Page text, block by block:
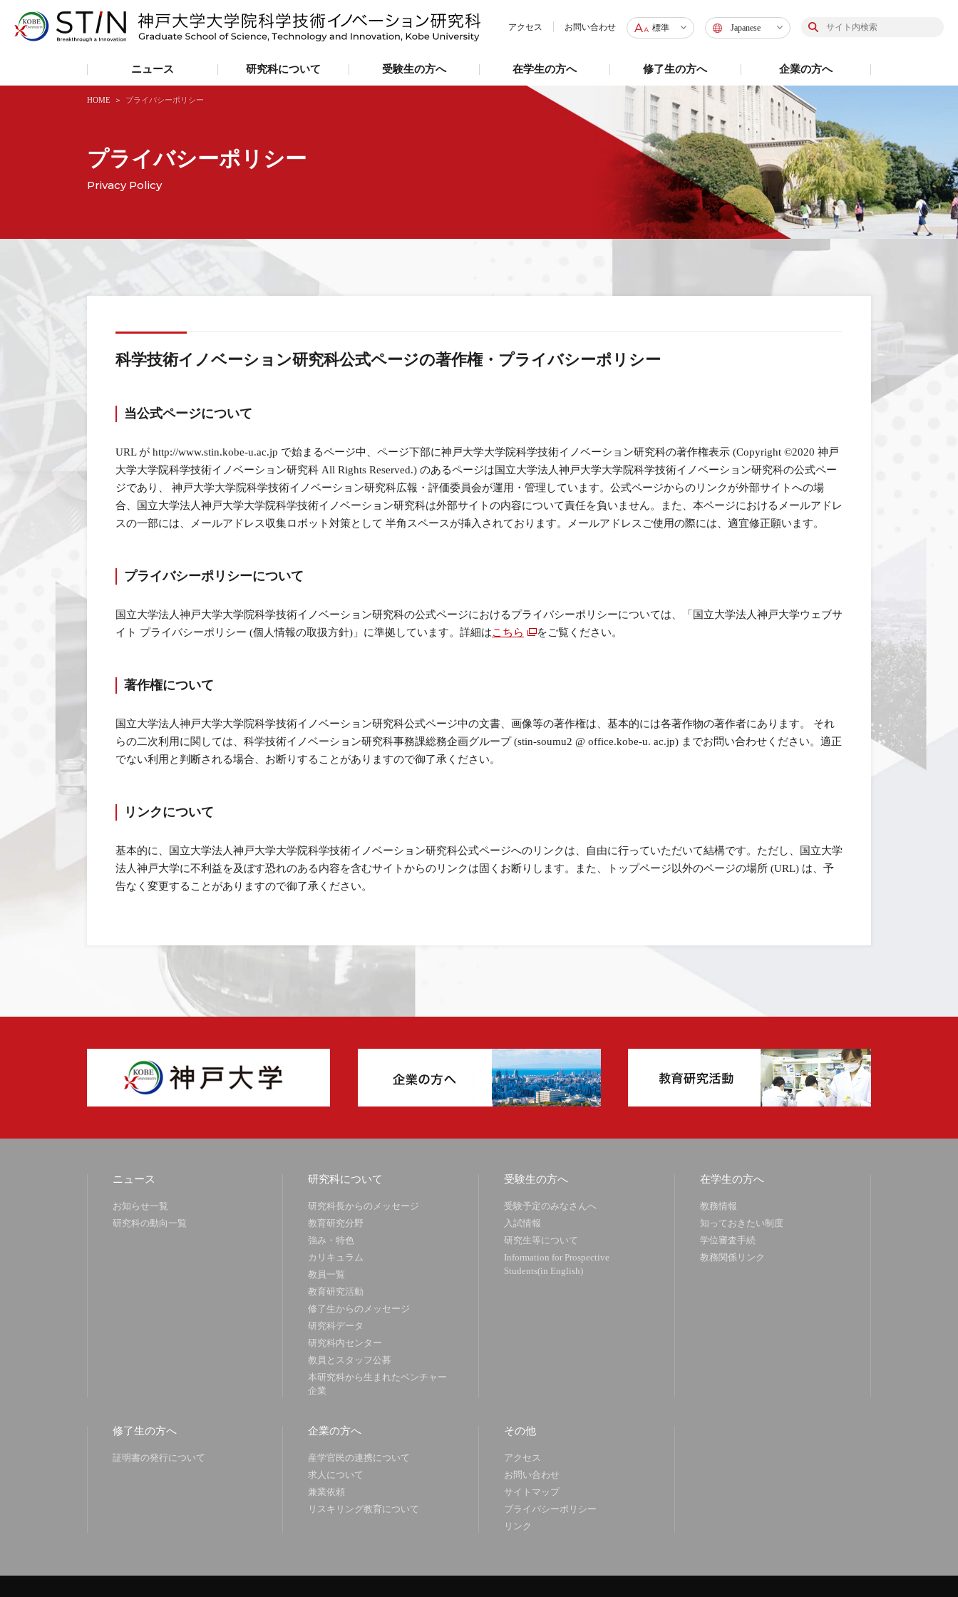
アクセス お問い合わせ 標準 Japanese
ニュース 研究科について 受験生の方へ 在学生の方へ 修了生の方へ 企業の方へ
プライバシーポリシー
Privacy Policy
HOME プライバシーポリシー
科学技術イノベーション研究科公式ページの著作権・プライバシーポリシー
当公式ページについて
URL が http://www.stin.kobe-u.ac.jp で始まるページ中、ページ下部に神戸大学大学院科学技術イノベーション研究科の著作権表示 (Copyright ©2020 神戸
大学大学院科学技術イノベーション研究科 All Rights Reserved.) のあるページは国立大学法人神戸大学大学院科学技術イノベーション研究科の公式ペー
ジであり、 神戸大学大学院科学技術イノベーション研究科広報・評価委員会が運用・管理しています。公式ページからのリンクが外部サイトへの場
合、国立大学法人神戸大学大学院科学技術イノベーション研究科は外部サイトの内容について責任を負いません。また、本ページにおけるメールアドレ
スの一部には、メールアドレス収集ロボット対策として 半角スペースが挿入されております。メールアドレスご使用の際には、適宜修正願います。
プライバシーポリシーについて
国立大学法人神戸大学大学院科学技術イノベーション研究科の公式ページにおけるプライバシーポリシーについては、「国立大学法人神戸大学ウェブサ
イト プライバシーポリシー (個人情報の取扱方針)」に準拠しています。詳細はこちら をご覧ください。
著作権について
国立大学法人神戸大学大学院科学技術イノベーション研究科公式ページ中の文書、画像等の著作権は、基本的には各著作物の著作者にあります。 それ
らの二次利用に関しては、科学技術イノベーション研究科事務課総務企画グループ (stin-soumu2 @ office.kobe-u. ac.jp) までお問い合わせください。適正
でない利用と判断される場合、お断りすることがありますので御了承ください。
リンクについて
基本的に、国立大学法人神戸大学大学院科学技術イノベーション研究科公式ページへのリンクは、自由に行っていただいて結構です。ただし、国立大学
法人神戸大学に不利益を及ぼす恐れのある内容を含むサイトからのリンクは固くお断りします。また、トップページ以外のページの場所 (URL) は、予
告なく変更することがありますので御了承ください。
ニュース
お知らせ一覧
研究科の動向一覧
研究科について
研究科長からのメッセージ
教育研究分野
強み・特色
カリキュラム
教員一覧
教育研究活動
修了生からのメッセージ
研究科データ
研究科内センター
教員とスタッフ公募
本研究科から生まれたベンチャー
企業
受験生の方へ
受験予定のみなさんへ
入試情報
研究生等について
Information for Prospective
Students(in English)
在学生の方へ
教務情報
知っておきたい制度
学位審査手続
教務関係リンク
修了生の方へ
証明書の発行について
企業の方へ
産学官民の連携について
求人について
兼業依頼
リスキリング教育について
その他
アクセス
お問い合わせ
サイトマップ
プライバシーポリシー
リンク